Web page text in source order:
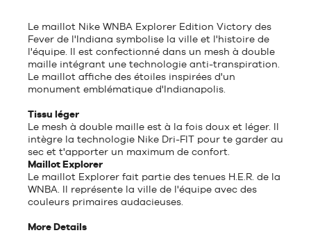
Le maillot Nike WNBA Explorer Edition Victory des
Fever de l'Indiana symbolise la ville et l'histoire de
l'équipe. Il est confectionné dans un mesh à double
maille intégrant une technologie anti-transpiration.
Le maillot affiche des étoiles inspirées d'un
monument emblématique d'Indianapolis.
Tissu léger
Le mesh à double maille est à la fois doux et léger. Il
intègre la technologie Nike Dri-FIT pour te garder au
sec et t'apporter un maximum de confort.
Maillot Explorer
Le maillot Explorer fait partie des tenues H.E.R. de la
WNBA. Il représente la ville de l'équipe avec des
couleurs primaires audacieuses.
More Details